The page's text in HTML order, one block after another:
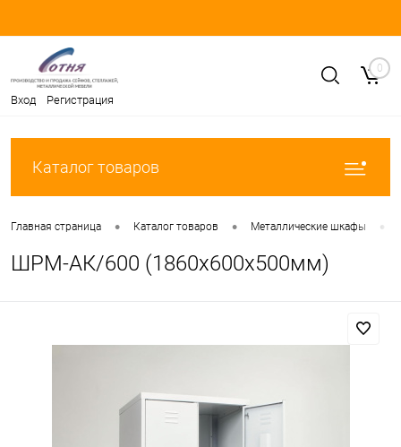
Вход Регистрация
0
Каталог товаров
Главная страница • Каталог товаров • Металлические шкафы •
ШРМ-АК/600 (1860х600х500мм)